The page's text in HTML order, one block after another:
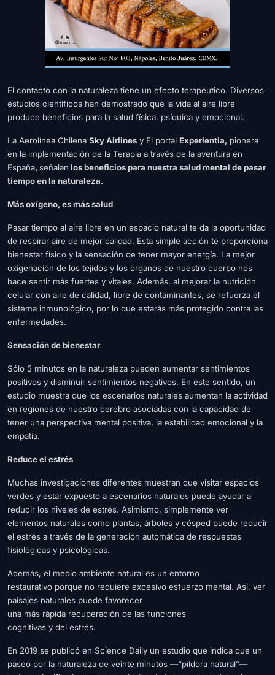
El contacto con la naturaleza tiene un efecto terapéutico. Diversos
estudios científicos han demostrado que la vida al aire libre
produce beneficios para la salud física, psíquica y emocional.
La Aerolínea Chilena Sky Airlines y El portal Experientia, pionera
en la implementación de la Terapia a través de la aventura en
España, señalan los beneficios para nuestra salud mental de pasar
tiempo en la naturaleza.
Más oxígeno, es más salud
Pasar tiempo al aire libre en un espacio natural te da la oportunidad
de respirar aire de mejor calidad. Esta simple acción te proporciona
bienestar físico y la sensación de tener mayor energía. La mejor
oxigenación de los tejidos y los órganos de nuestro cuerpo nos
hace sentir más fuertes y vitales. Además, al mejorar la nutrición
celular con aire de calidad, libre de contaminantes, se refuerza el
sistema inmunológico, por lo que estarás más protegido contra las
enfermedades.
Sensación de bienestar
Sólo 5 minutos en la naturaleza pueden aumentar sentimientos
positivos y disminuir sentimientos negativos. En este sentido, un
estudio muestra que los escenarios naturales aumentan la actividad
en regiones de nuestro cerebro asociadas con la capacidad de
tener una perspectiva mental positiva, la estabilidad emocional y la
empatía.
Reduce el estrés
Muchas investigaciones diferentes muestran que visitar espacios
verdes y estar expuesto a escenarios naturales puede ayudar a
reducir los niveles de estrés. Asimismo, simplemente ver
elementos naturales como plantas, árboles y césped puede reducir
el estrés a través de la generación automática de respuestas
fisiológicas y psicológicas.
Además, el medio ambiente natural es un entorno
restaurativo porque no requiere excesivo esfuerzo mental. Así, ver
paisajes naturales puede favorecer
una más rápida recuperación de las funciones
cognitivas y del estrés.
En 2019 se publicó en Science Daily un estudio que indica que un
paseo por la naturaleza de veinte minutos ―“píldora natural”―